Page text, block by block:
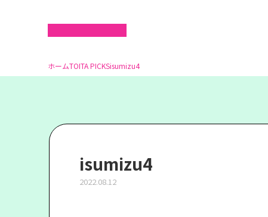
ホームTOITA PICKSisumizu4
isumizu4
2022.08.12